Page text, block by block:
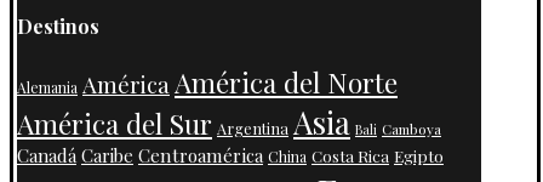
Destinos
Alemania AméricaAmérica del Norte
América del Sur Argentina Asia Bali Camboya
Canadá Caribe Centroamérica China Costa Rica Egipto